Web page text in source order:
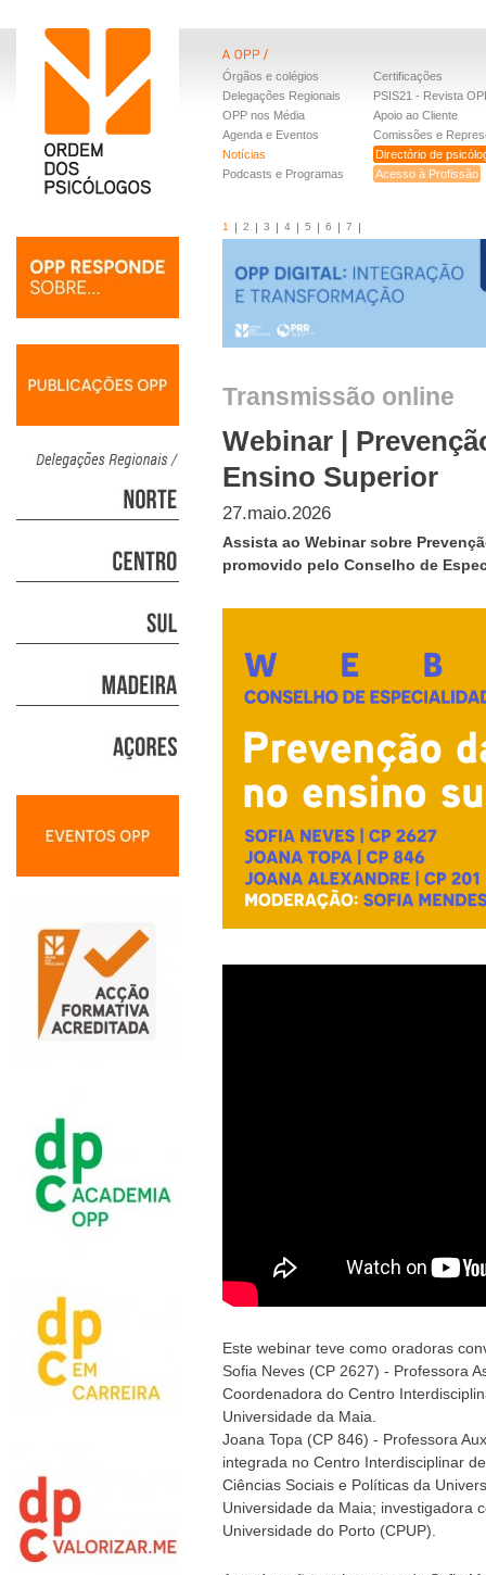
Órgãos e colégios
Delegações Regionais
OPP nos Média
Agenda e Eventos
Notícias
Podcasts e Programas
Certificações
PSIS21 - Revista
Apoio ao Cliente
Comissões e
Directório de
Acesso à Profissão
1 2 3 4 5 6 7
Transmissão online
Webinar |
Ensino Superior
27.maio.2026
Assista ao Webinar sobre
promovido pelo Conselho de
Este webinar teve como oradoras
Sofia Neves (CP 2627) - Professora
Coordenadora do Centro
Universidade da Maia.
Joana Topa (CP 846) - Professora
integrada no Centro Interdisciplinar
Ciências Sociais e Políticas da
Universidade da Maia; investigadora
Universidade do Porto (CPUP).